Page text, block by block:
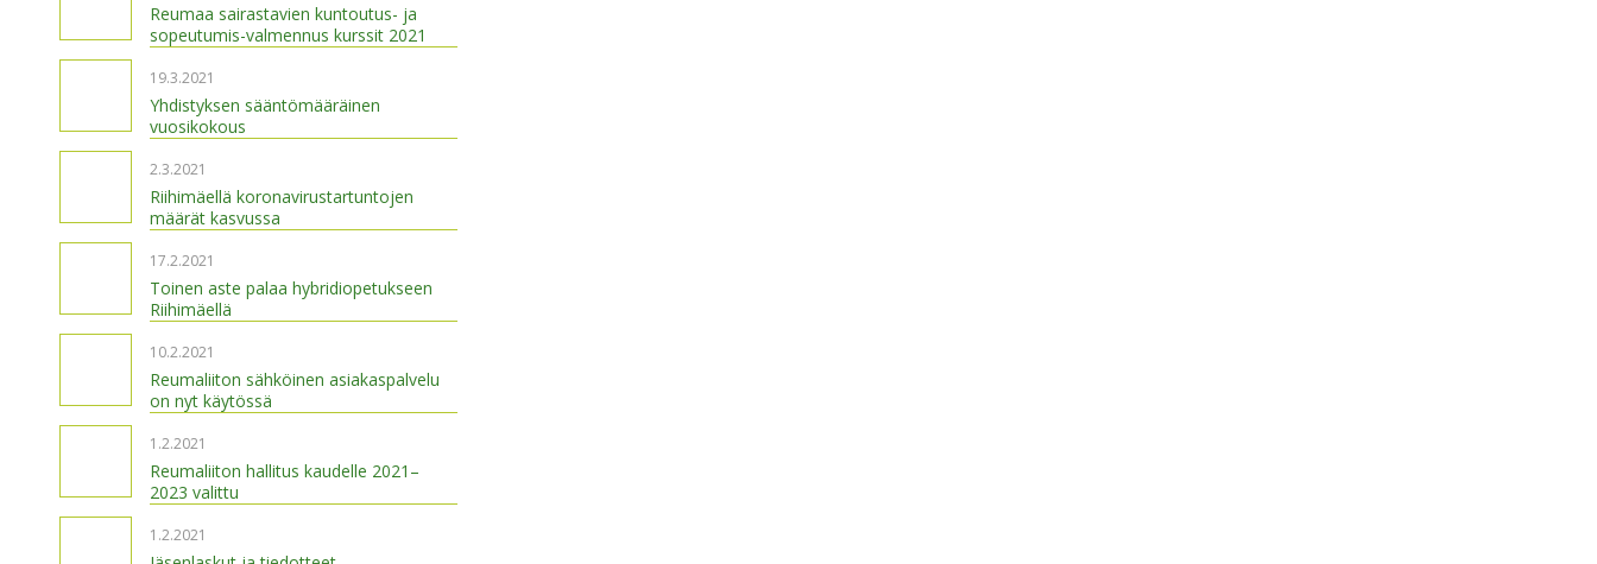
Reumaa sairastavien kuntoutus- ja
sopeutumis-valmennus kurssit 2021
19.3.2021
Yhdistyksen sääntömääräinen
vuosikokous
2.3.2021
Riihimäellä koronavirustartuntojen
määrät kasvussa
17.2.2021
Toinen aste palaa hybridiopetukseen
Riihimäellä
10.2.2021
Reumaliiton sähköinen asiakaspalvelu
on nyt käytössä
1.2.2021
Reumaliiton hallitus kaudelle 2021–
2023 valittu
1.2.2021